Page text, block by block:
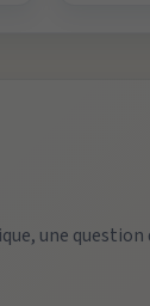
une question